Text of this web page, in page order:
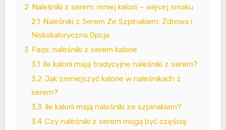
2 Naleśniki z serem: mniej kalorii – więcej smaku
2.1
Naleśniki z Serem Ze Szpinakiem: Zdrowa i
Niskokaloryczna Opcja
3 Faqs: naleśniki z serem kalorie
3.1
Ile kalorii mają tradycyjne naleśniki z serem?
3.2 Jak zmniejszyć kalorie w naleśnikach z
serem?
3.3
Ile kalorii mają naleśniki ze szpinakiem?
3.4 Czy naleśniki z serem mogą być częścią